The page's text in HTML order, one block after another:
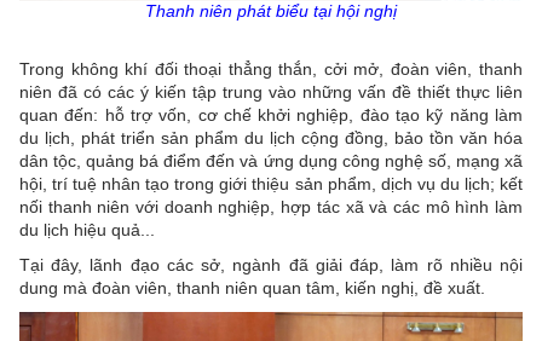
Thanh niên phát biểu tại hội nghị
Trong không khí đối thoại thẳng thắn, cởi mở, đoàn viên, thanh
niên đã có các ý kiến tập trung vào những vấn đề thiết thực liên
quan đến: hỗ trợ vốn, cơ chế khởi nghiệp, đào tạo kỹ năng làm
du lịch, phát triển sản phẩm du lịch cộng đồng, bảo tồn văn hóa
dân tộc, quảng bá điểm đến và ứng dụng công nghệ số, mạng xã
hội, trí tuệ nhân tạo trong giới thiệu sản phẩm, dịch vụ du lịch; kết
nối thanh niên với doanh nghiệp, hợp tác xã và các mô hình làm
du lịch hiệu quả...
Tại đây, lãnh đạo các sở, ngành đã giải đáp, làm rõ nhiều nội
dung mà đoàn viên, thanh niên quan tâm, kiến nghị, đề xuất.